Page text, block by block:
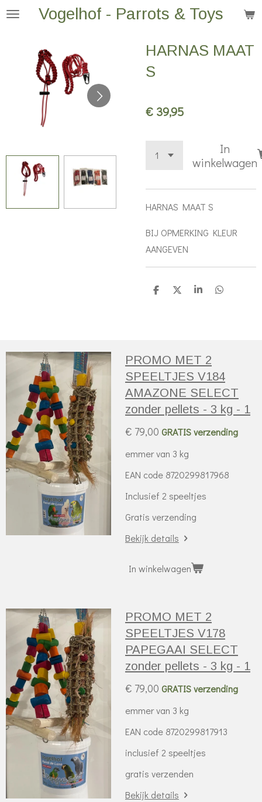
Ga
hoofdinhoud
Vogelhof - Parrots & Toys
HARNAS MAAT
S
€ 39,95
In
winkelwagen
HARNAS MAAT S
BIJ OPMERKING KLEUR
AANGEVEN
D
D
S
D
PROMO MET 2
SPEELTJES V184
AMAZONE SELECT
zonder pellets - 3 kg - 1
€ 79,00 GRATIS verzending
emmer van 3 kg
EAN code 8720299817968
Inclusief 2 speeltjes
Gratis verzending
Bekijk details
In winkelwagen
PROMO MET 2
SPEELTJES V178
PAPEGAAI SELECT
zonder pellets - 3 kg - 1
€ 79,00 GRATIS verzending
emmer van 3 kg
EAN code 8720299817913
inclusief 2 speeltjes
gratis verzenden
Bekijk details